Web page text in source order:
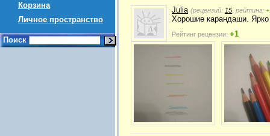
Корзина
Личное пространство
Поиск
Julia (рецензий: 15 , рейтинг:
Хорошие карандаши. Ярко
Рейтинг рецензии: +1